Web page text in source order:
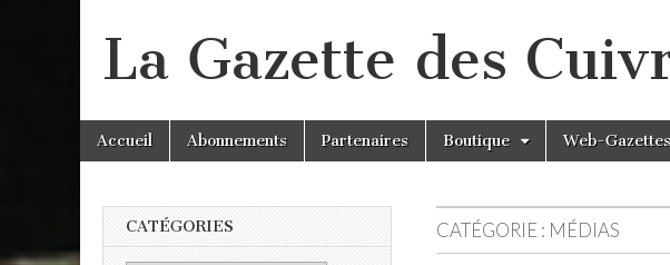
La Gazette des
Main
menu
Skip
Accueil Abonnements Partenaires Boutique Web-Gazettes
CATÉGORIE : MÉDIAS
CATÉGORIES